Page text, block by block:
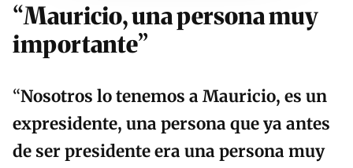
“Mauricio, una persona muy
importante”
“Nosotros lo tenemos a Mauricio, es un
expresidente, una persona que ya antes
de ser presidente era una persona muy